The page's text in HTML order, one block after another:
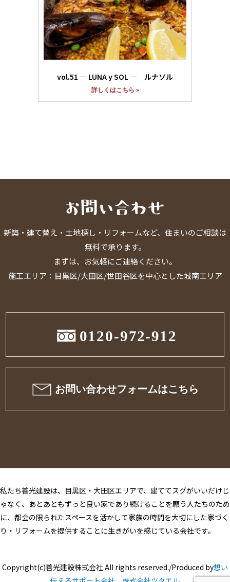
vol.51 ― LUNA y SOL ― ルナソル
詳しくはこちら »
新築・建て替え・土地探し・リフォームなど、住まいのご相談は
無料で承ります。
まずは、お気軽にご連絡ください。
施工エリア：目黒区/大田区/世田谷区を中心とした城南エリア
私たち善光建設は、目黒区・大田区エリアで、建ててスグがいいだけじ
ゃなく、あとあともずっと良い家であり続けることを願う人たちのため
に、都会の限られたスペースを活かして家族の時間を大切にした家づく
り・リフォームを提供することに生きがいを感じている会社です。
Copyright(c)善光建設株式会社 All rights reserved./Produced by想い